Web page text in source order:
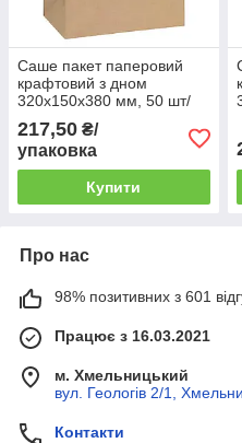
Саше пакет паперовий
крафтовий з дном
320х150х380 мм, 50 шт/
217,50 ₴/
упаковка
Купити
Про нас
98% позитивних з 601
Працює з 16.03.2021
м. Хмельницький
вул. Геологів 2/1,
Контакти